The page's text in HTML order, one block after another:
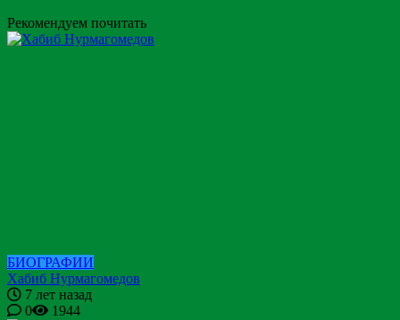
Рекомендуем почитать
БИОГРАФИИ
Хабиб Нурмагомедов
7 лет назад
0
1944